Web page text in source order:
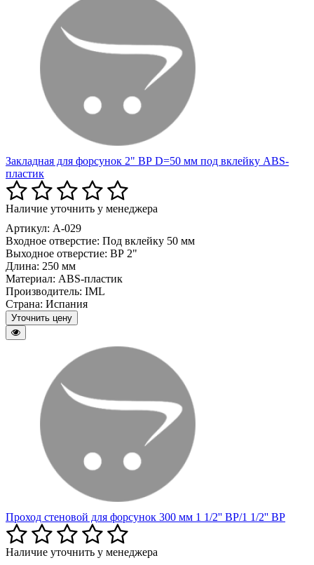
Закладная для форсунок 2" ВР D=50 мм под вклейку ABS-
пластик
Наличие уточнить у менеджера
Артикул: A-029
Входное отверстие: Под вклейку 50 мм
Выходное отверстие: ВР 2"
Длина: 250 мм
Материал: ABS-пластик
Производитель: IML
Страна: Испания
Уточнить цену
Проход стеновой для форсунок 300 мм 1 1/2'' BP/1 1/2'' BP
Наличие уточнить у менеджера